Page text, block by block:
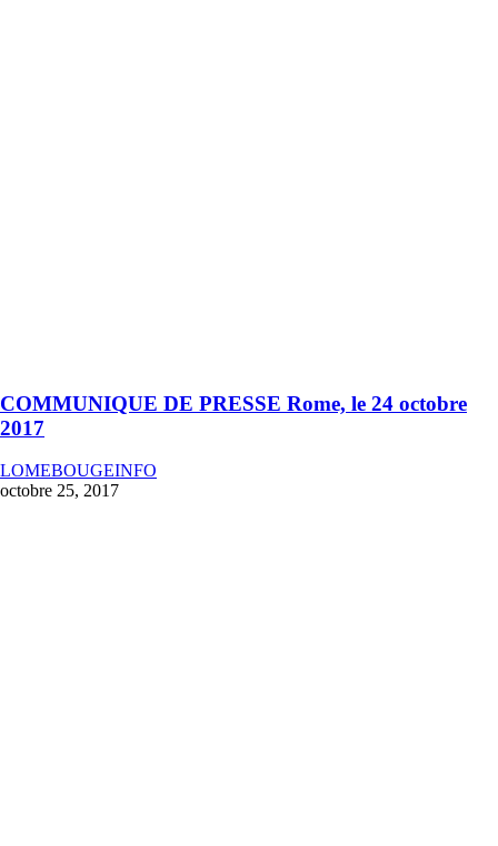
COMMUNIQUE DE PRESSE Rome, le 24 octobre
2017
LOMEBOUGEINFO
octobre 25, 2017